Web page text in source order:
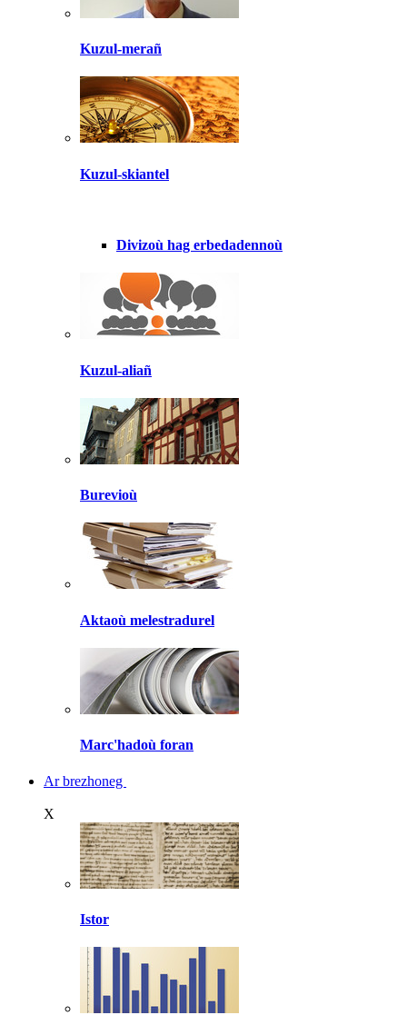
Kuzul-merañ
Kuzul-skiantel
Divizoù hag erbedadennoù
Kuzul-aliañ
Burevioù
Aktaoù melestradurel
Marc'hadoù foran
Ar brezhoneg
X
Istor